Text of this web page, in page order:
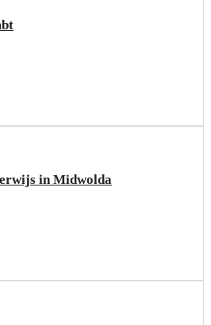
in Midwolda